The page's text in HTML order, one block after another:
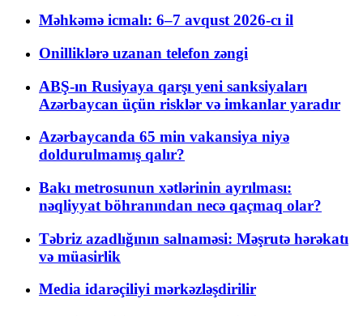
Məhkəmə icmalı: 6–7 avqust 2026-cı il
Onilliklərə uzanan telefon zəngi
ABŞ-ın Rusiyaya qarşı yeni sanksiyaları
Azərbaycan üçün risklər və imkanlar yaradır
Azərbaycanda 65 min vakansiya niyə
doldurulmamış qalır?
Bakı metrosunun xətlərinin ayrılması:
nəqliyyat böhranından necə qaçmaq olar?
Təbriz azadlığının salnaməsi: Məşrutə hərəkatı
və müasirlik
Media idarəçiliyi mərkəzləşdirilir